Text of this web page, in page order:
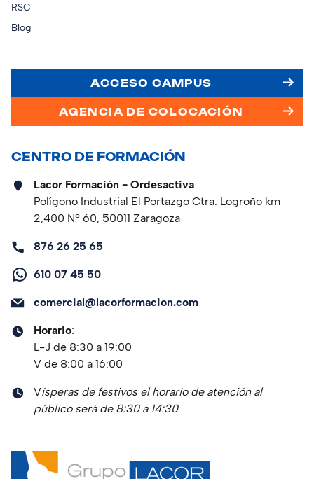
RSC
Blog
ACCESO CAMPUS
AGENCIA DE COLOCACIÓN
CENTRO DE FORMACIÓN
Lacor Formación - Ordesactiva
Polígono Industrial El Portazgo Ctra. Logroño km
2,400 Nº 60, 50011 Zaragoza
876 26 25 65
610 07 45 50
comercial@lacorformacion.com
Horario:
L-J de 8:30 a 19:00
V de 8:00 a 16:00
Vísperas de festivos el horario de atención al
público será de 8:30 a 14:30